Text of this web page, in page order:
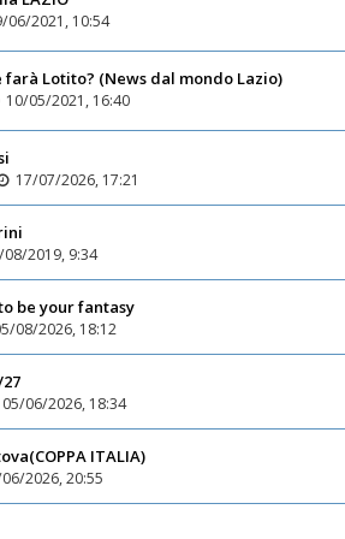
06/2021, 10:54
farà Lotito? (News dal mondo Lazio)
10/05/2021, 16:40
17/07/2026, 17:21
08/2019, 9:34
be your fantasy
08/2026, 18:12
05/06/2026, 18:34
ITALIA)
2026, 20:55